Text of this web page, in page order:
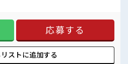
マニュアルがあるのでマニュアルの順番
完成します！ 工具を使って組立てま
だと思いますが各作業台に呼び出しボタ
事があればボタンを押せば丁寧に教えて
よ！ 長期で働いている当社スタッフさん
ます！ 作業服通勤OKなのでラクチン♪
応募する
ストに追加する